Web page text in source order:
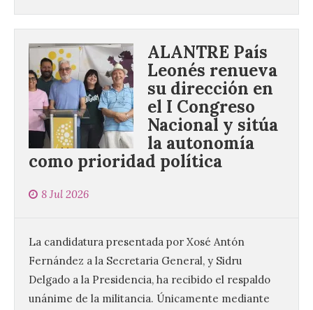
ALANTRE País
Leonés renueva
su dirección en
el I Congreso
Nacional y sitúa
la autonomía
como prioridad política
8 Jul 2026
La candidatura presentada por Xosé Antón
Fernández a la Secretaria General, y Sidru
Delgado a la Presidencia, ha recibido el respaldo
unánime de la militancia. Únicamente mediante